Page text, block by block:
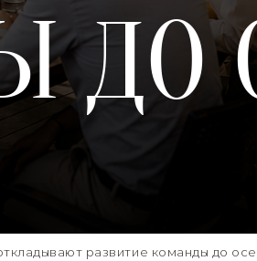
ДО
развитие команды до